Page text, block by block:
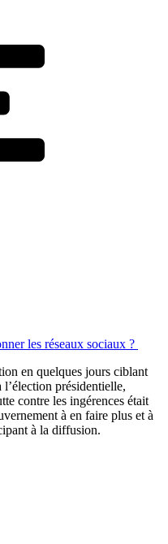
les réseaux sociaux ?
en quelques jours ciblant
l’élection présidentielle,
contre les ingérences était
à en faire plus et à
à la diffusion.